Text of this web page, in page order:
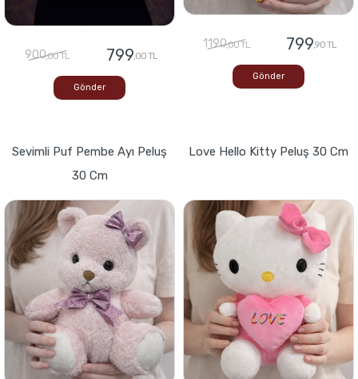
900,00 TL 799,00 TL
Gönder
1190,00 TL 799,90 TL
Gönder
Sevimli Puf Pembe Ayı Peluş
30 Cm
Love Hello Kitty Peluş 30 Cm